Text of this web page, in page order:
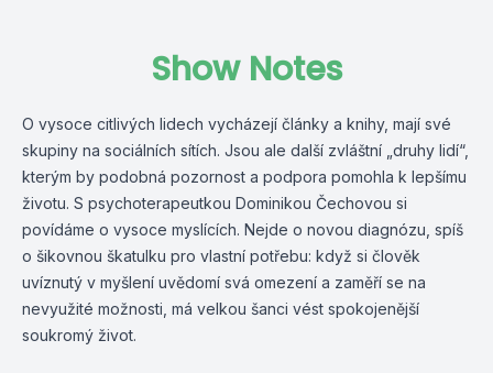
Show Notes
O vysoce citlivých lidech vycházejí články a knihy, mají své
skupiny na sociálních sítích. Jsou ale další zvláštní „druhy lidí“,
kterým by podobná pozornost a podpora pomohla k lepšímu
životu. S psychoterapeutkou Dominikou Čechovou si
povídáme o vysoce myslících. Nejde o novou diagnózu, spíš
o šikovnou škatulku pro vlastní potřebu: když si člověk
uvíznutý v myšlení uvědomí svá omezení a zaměří se na
nevyužité možnosti, má velkou šanci vést spokojenější
soukromý život.